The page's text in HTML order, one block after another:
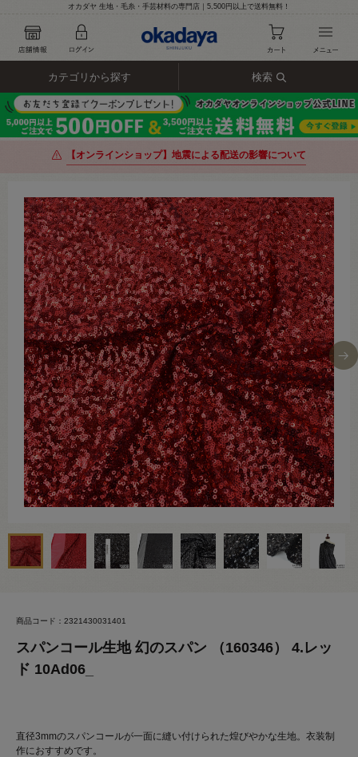
オカダヤ 生地・毛糸・手芸材料の専門店｜5,500円以上で送料無料！
カテゴリから探す 検索
【オンラインショップ】地震による配送の影響について
商品コード：2321430031401
スパンコール生地 幻のスパン （160346） 4.レッ
ド 10Ad06_
直径3mmのスパンコールが一面に縫い付けられた煌びやかな生地。衣装制
作におすすめです。